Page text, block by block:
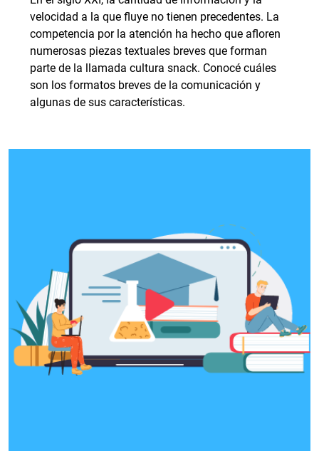
velocidad a la que fluye no tienen precedentes. La
competencia por la atención ha hecho que afloren
numerosas piezas textuales breves que forman
parte de la llamada cultura snack. Conocé cuáles
son los formatos breves de la comunicación y
algunas de sus características.